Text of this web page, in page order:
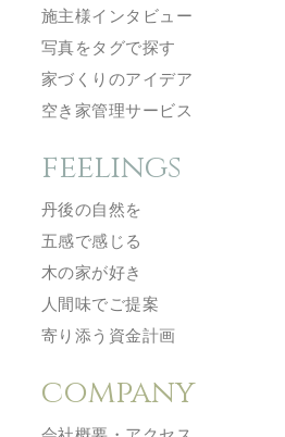
施主様インタビュー
写真をタグで探す
家づくりのアイデア
空き家管理サービス
feelings
丹後の自然を
五感で感じる
木の家が好き
人間味でご提案
寄り添う資金計画
company